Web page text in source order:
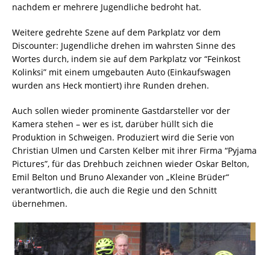
nachdem er mehrere Jugendliche bedroht hat.
Weitere gedrehte Szene auf dem Parkplatz vor dem
Discounter: Jugendliche drehen im wahrsten Sinne des
Wortes durch, indem sie auf dem Parkplatz vor “Feinkost
Kolinksi” mit einem umgebauten Auto (Einkaufswagen
wurden ans Heck montiert) ihre Runden drehen.
Auch sollen wieder prominente Gastdarsteller vor der
Kamera stehen – wer es ist, darüber hüllt sich die
Produktion in Schweigen. Produziert wird die Serie von
Christian Ulmen und Carsten Kelber mit ihrer Firma “Pyjama
Pictures”, für das Drehbuch zeichnen wieder Oskar Belton,
Emil Belton und Bruno Alexander von „Kleine Brüder“
verantwortlich, die auch die Regie und den Schnitt
übernehmen.